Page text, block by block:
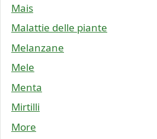
Mais
Malattie delle piante
Melanzane
Mele
Menta
Mirtilli
More